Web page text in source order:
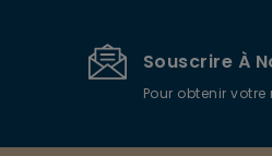
Souscrire À
Pour obtenir